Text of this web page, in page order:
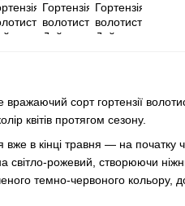
вражаючий сорт гортензії
квітів протягом сезону.
вже в кінці травня — на початку
світло-рожевий, створюючи
темно-червоного кольору,